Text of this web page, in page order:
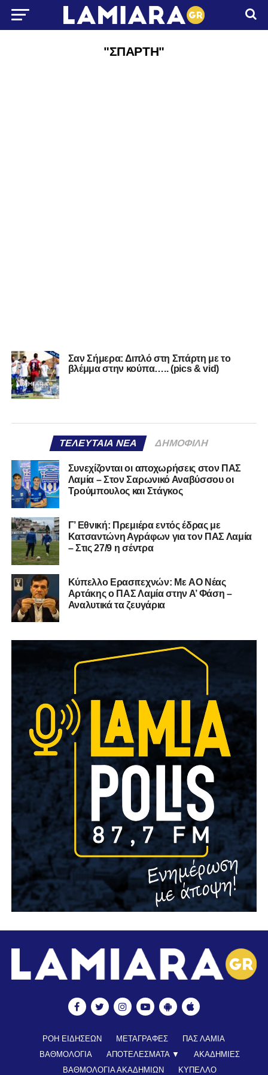
"ΣΠΑΡΤΗ"
Σαν Σήμερα: Διπλό στη Σπάρτη με το
βλέμμα στην κούπα….. (pics & vid)
ΤΕΛΕΥΤΑΊΑ ΝΈΑ ΔΗΜΟΦΙΛΉ
Συνεχίζονται οι αποχωρήσεις στον ΠΑΣ
Λαμία – Στον Σαρωνικό Αναβύσσου οι
Τρούμπουλος και Στάγκος
Γ’ Εθνική: Πρεμιέρα εντός έδρας με
Κατσαντώνη Αγράφων για τον ΠΑΣ Λαμία
– Στις 27/9 η σέντρα
Kύπελλο Ερασιτεχνών: Με AO Nέας
Αρτάκης ο ΠΑΣ Λαμία στην Α’ Φάση –
Αναλυτικά τα ζευγάρια
ΡΟΗ ΕΙΔΗΣΕΩΝ ΜΕΤΑΓΡΑΦΕΣ
ΠΑΣ ΛΑΜΙΑ
ΒΑΘΜΟΛΟΓΙΑ
ΑΠΟΤΕΛΕΣΜΑΤΑ ▼
ΑΚΑΔΗΜΙΕΣ
ΒΑΘΜΟΛΟΓΙΑ ΑΚΑΔΗΜΙΩΝ
ΚΥΠΕΛΛΟ